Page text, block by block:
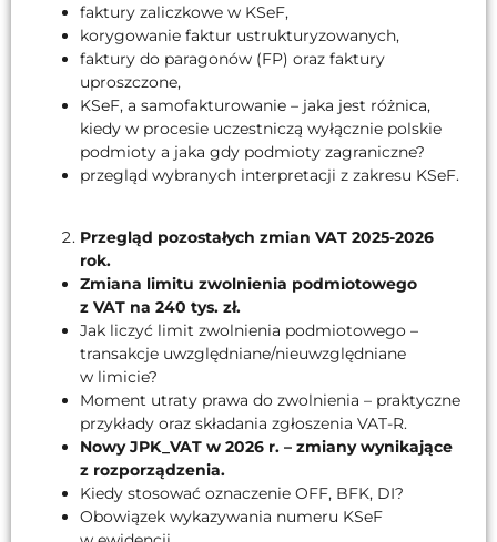
faktury zaliczkowe w KSeF,
korygowanie faktur ustrukturyzowanych,
faktury do paragonów (FP) oraz faktury
uproszczone,
KSeF, a samofakturowanie – jaka jest różnica,
kiedy w procesie uczestniczą wyłącznie polskie
podmioty a jaka gdy podmioty zagraniczne?
przegląd wybranych interpretacji z zakresu KSeF.
Przegląd pozostałych zmian VAT 2025-2026
rok.
Zmiana limitu zwolnienia podmiotowego
z VAT na 240 tys. zł.
Jak liczyć limit zwolnienia podmiotowego –
transakcje uwzględniane/nieuwzględniane
w limicie?
Moment utraty prawa do zwolnienia – praktyczne
przykłady oraz składania zgłoszenia VAT-R.
Nowy JPK_VAT w 2026 r. – zmiany wynikające
z rozporządzenia.
Kiedy stosować oznaczenie OFF, BFK, DI?
Obowiązek wykazywania numeru KSeF